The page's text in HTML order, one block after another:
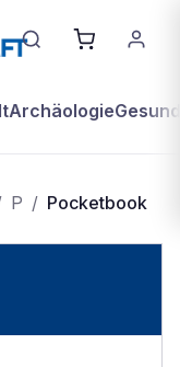
Archäologie
P / Pocketbook